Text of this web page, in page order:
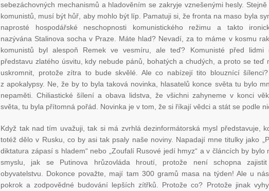
sebezáchovných mechanismů a hladověním se zakryje vznešenými hesly. Stejně
komunistů, musí být hůř, aby mohlo být líp. Pamatuji si, že fronta na maso byla
naprosté hospodářské neschopnosti komunistického režimu a takto
nazývána Stalinova socha v Praze. Máte hlad? Nevadí, za to máme v kosmu
komunistů byl alespoň Remek ve vesmíru, ale teď? Komunisté před lidmi
představu zlatého úsvitu, kdy nebude pánů, bohatých a chudých, a proto se teď
uskromnit, protože zítra to bude skvělé. Ale co nabízejí tito blouznící
z apokalypsy. Ne, že by to byla taková novinka, hlasatelů konce světa tu bylo
nepaměti. Chiliastické šílení a obava lidstva, že všichni zahyneme v konci
světa, tu byla přítomná pořád. Novinka je v tom, že si říkají vědci a stát se podle
Když tak nad tím uvažuji, tak si má zvrhlá dezinformátorská mysl představuje,
totéž dělo v Rusku, co by asi tak psaly naše noviny. Napadají mne titulky jako
diktatura zápasí s hladem“ nebo „Zoufalí Rusové jedí hmyz“ a v článcích by bylo
smyslu, jak se Putinova hrůzovláda hroutí, protože není schopna zajistit
obyvatelstvu. Dokonce považte, mají tam 300 gramů masa na týden! Ale u
pokrok a zodpovědné budování lepších zítřků. Protože co? Protože jinak